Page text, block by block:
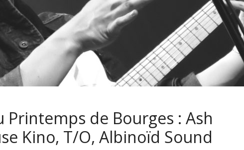
de Bourges : Ash
Kino, T/O, Albinoïd Sound